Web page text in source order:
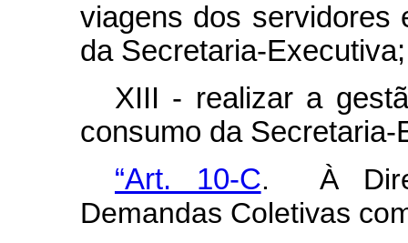
viagens dos servidores
da Secretaria-
XIII - realizar a
consumo da Secretaria-
“Art. 10-C. À
Demandas Coletivas